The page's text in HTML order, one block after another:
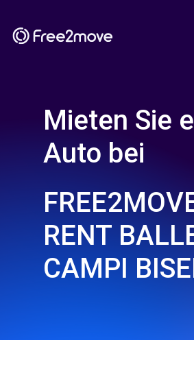
Mieten Sie
Auto bei
RENT
CAMPI